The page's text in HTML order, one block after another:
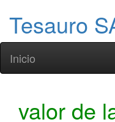
Tesauro
Inicio
valor de